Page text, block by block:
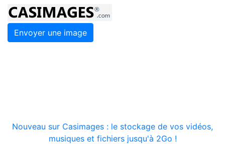
Envoyer une image
Nouveau sur Casimages : le stockage de vos vidéos,
musiques et fichiers jusqu'à 2Go !